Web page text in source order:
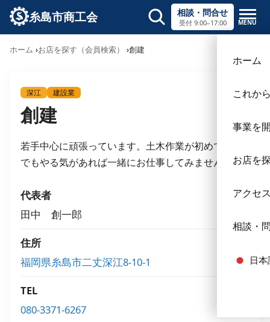
糸島市商工会 相談・問合せ
受付 9:00–17:00 MENU
サイト内検索
ホーム
これか
事業を
お店を
アクセ
相談・
日
ホーム お店を探す（会員検索） 創建
深江 建設業
創建
若手中心に頑張っています。土木作業が初めての方
でもやる気があれば一緒にお仕事してみませんか？
代表者
田中 創一郎
住所
福岡県糸島市二丈深江8-10-1
TEL
080-3371-6267